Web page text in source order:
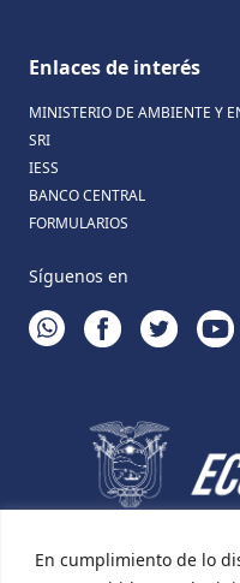
En cumplimiento de lo
Enlaces de interés
MINISTERIO DE AMBIENTE Y
SRI
IESS
BANCO CENTRAL
FORMULARIOS
Síguenos en
WHATSAPPFACEBOOKTWITTER